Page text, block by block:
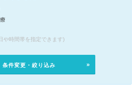
や時間帯を指定できます)
条件変更・絞り込み